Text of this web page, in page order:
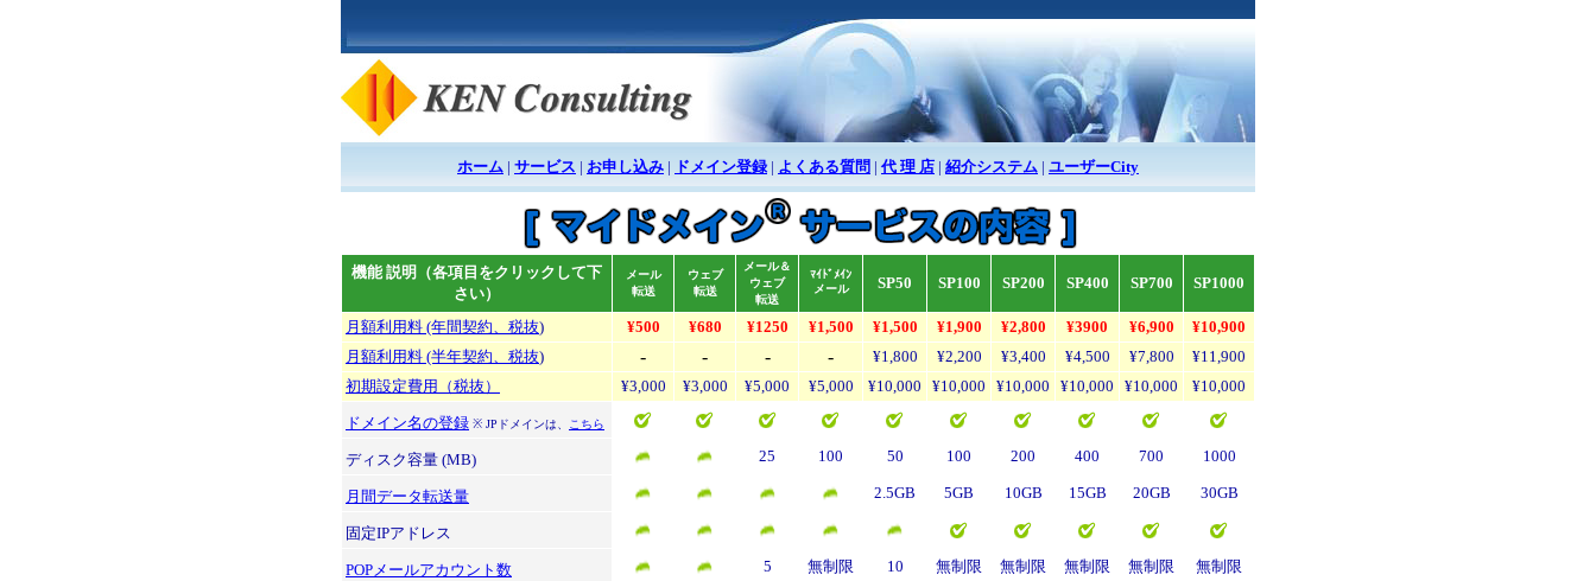
ホーム | サービス | お申し込み | ドメイン登録| よくある質問 | 代 理 店 | 紹介システム | ユーザーCity
機能 説明（各項目をクリックして下
さい）
メール
転送
ウェブ
転送
メール＆
ウェブ
転送
ﾏｲﾄﾞﾒｲﾝ
メール
SP50 SP100 SP200 SP400 SP700 SP1000
月額利用料 (年間契約、税抜) ¥500 ¥680 ¥1250 ¥1,500 ¥1,500 ¥1,900 ¥2,800 ¥3900 ¥6,900
¥10,900
月額利用料 (半年契約、税抜) - - - - ¥1,800 ¥2,200 ¥3,400 ¥4,500 ¥7,800
¥11,900
初期設定費用（税抜）
¥3,000 ¥3,000 ¥5,000 ¥5,000 ¥10,000 ¥10,000 ¥10,000 ¥10,000 ¥10,000 ¥10,000
ドメイン名の登録 ※ JPドメインは、 こちら
ディスク容量 (MB) 25 100 50 100 200 400 700 1000
月間データ転送量 2.5GB 5GB 10GB 15GB 20GB 30GB
固定IPアドレス
POPメールアカウント数 5 無制限 10 無制限 無制限 無制限 無制限 無制限